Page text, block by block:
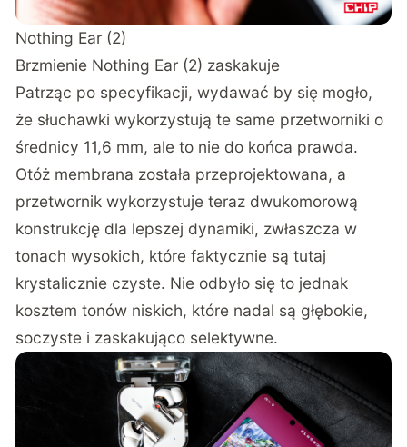
Nothing Ear (2)
Brzmienie Nothing Ear (2) zaskakuje
Patrząc po specyfikacji, wydawać by się mogło,
że słuchawki wykorzystują te same przetworniki o
średnicy 11,6 mm, ale to nie do końca prawda.
Otóż membrana została przeprojektowana, a
przetwornik wykorzystuje teraz dwukomorową
konstrukcję dla lepszej dynamiki, zwłaszcza w
tonach wysokich, które faktycznie są tutaj
krystalicznie czyste. Nie odbyło się to jednak
kosztem tonów niskich, które nadal są głębokie,
soczyste i zaskakująco selektywne.